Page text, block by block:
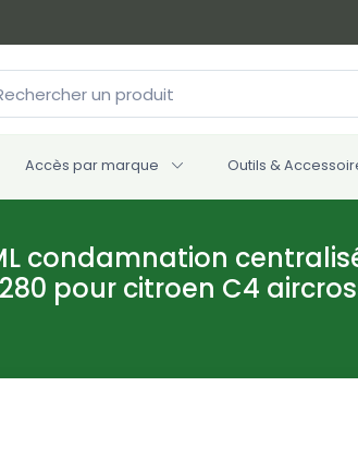
Accès par marque Outils &
condamnation
pour citroen C4